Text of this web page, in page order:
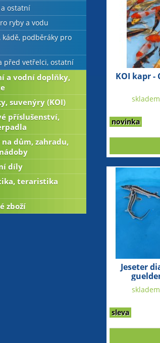
KOI kapr -
novinka
Jeseter
sleva
ostatní
ryby a vodu
kádě, podběráky pro
před vetřelci, ostatní
a vodní doplňky,
suvenýry (KOI)
příslušenství,
dům, zahradu,
díly
teraristika
zboží